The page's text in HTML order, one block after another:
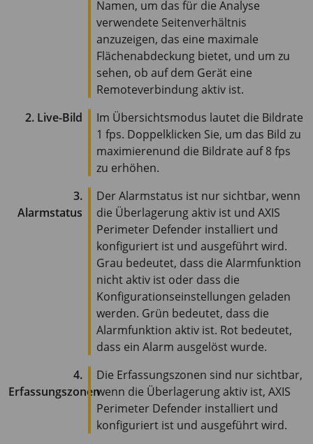
Namen, um das für die Analyse
verwendete Seitenverhältnis
anzuzeigen, das eine maximale
Flächenabdeckung bietet, und um zu
sehen, ob auf dem Gerät eine
Remoteverbindung aktiv ist.
2. Live-Bild
Im Übersichtsmodus lautet die Bildrate
1 fps. Doppelklicken Sie, um das Bild zu
maximierenund die Bildrate auf 8 fps
zu erhöhen.
3.
Alarmstatus
Der Alarmstatus ist nur sichtbar, wenn
die Überlagerung aktiv ist und AXIS
Perimeter Defender installiert und
konfiguriert ist und ausgeführt wird.
Grau bedeutet, dass die Alarmfunktion
nicht aktiv ist oder dass die
Konfigurationseinstellungen geladen
werden. Grün bedeutet, dass die
Alarmfunktion aktiv ist. Rot bedeutet,
dass ein Alarm ausgelöst wurde.
4.
Erfassungszonen
Die Erfassungszonen sind nur sichtbar,
wenn die Überlagerung aktiv ist, AXIS
Perimeter Defender installiert und
konfiguriert ist und ausgeführt wird.